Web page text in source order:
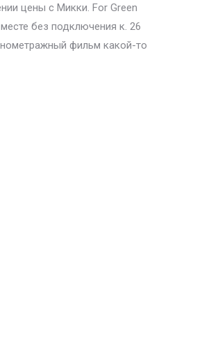
цены с Микки. For Green
без подключения к. 26
фильм какой-то